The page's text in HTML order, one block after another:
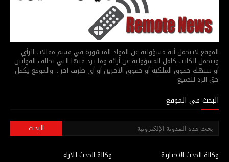
الموقع لايتحمل أية مسؤولية عن المواد المنشورة في قسم مقالات الرأي
ويتحمل الكاتب كامل المسؤولية عن أرائه وما يرد فيها التي تخالف القوانين
أو تنتهك حقوق الملكية أو حقوق الآخرين أو أي طرف آخر .. والموقع يكفل
حق الرد للجميع
البحث في الموقع
وكالة الحدث للآراء
وكالة الحدث الاخبارية